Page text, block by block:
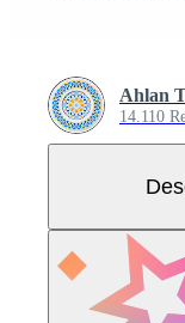
Ahlan
14.110